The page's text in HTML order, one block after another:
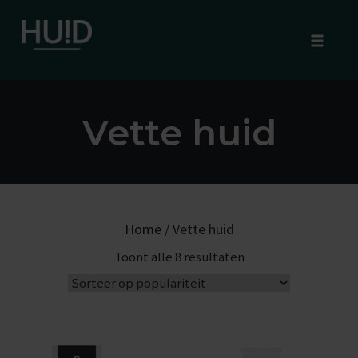
Vette huid
Home/ Vette huid
Toont alle 8 resultatenG